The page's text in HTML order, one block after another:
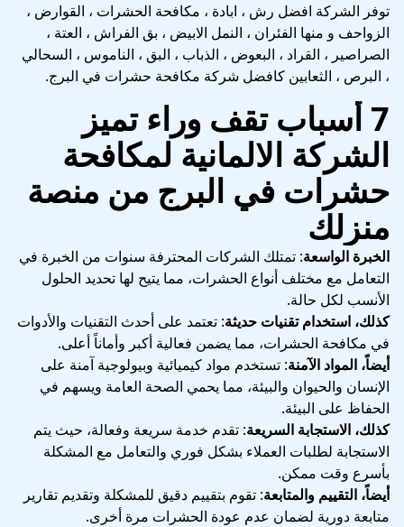
توفر الشركة افضل رش ، ابادة ، مكافحة الحشرات ، القوارض ،
الزواحف و منها الفئران ، النمل الابيض ، بق الفراش ، العتة ،
الصراصير ، القراد ، البعوض ، الذباب ، البق ، الناموس ، السحالي
، البرص ، الثعابين كافضل شركة مكافحة حشرات في البرج.
7 أسباب تقف وراء تميز
الشركة الالمانية لمكافحة
حشرات في البرج من منصة
منزلك
الخبرة الواسعة: تمتلك الشركات المحترفة سنوات من الخبرة في
التعامل مع مختلف أنواع الحشرات، مما يتيح لها تحديد الحلول
الأنسب لكل حالة.
كذلك، استخدام تقنيات حديثة: تعتمد على أحدث التقنيات والأدوات
في مكافحة الحشرات، مما يضمن فعالية أكبر وأماناً أعلى.
أيضاً، المواد الآمنة: تستخدم مواد كيميائية وبيولوجية آمنة على
الإنسان والحيوان والبيئة، مما يحمي الصحة العامة ويسهم في
الحفاظ على البيئة.
كذلك، الاستجابة السريعة: تقدم خدمة سريعة وفعالة، حيث يتم
الاستجابة لطلبات العملاء بشكل فوري والتعامل مع المشكلة
بأسرع وقت ممكن.
أيضاً، التقييم والمتابعة: تقوم بتقييم دقيق للمشكلة وتقديم تقارير
متابعة دورية لضمان عدم عودة الحشرات مرة أخرى.